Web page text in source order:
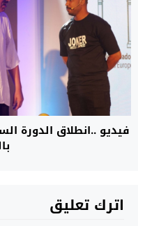
فيديو ..انطلاق الدورة
اترك تعليق